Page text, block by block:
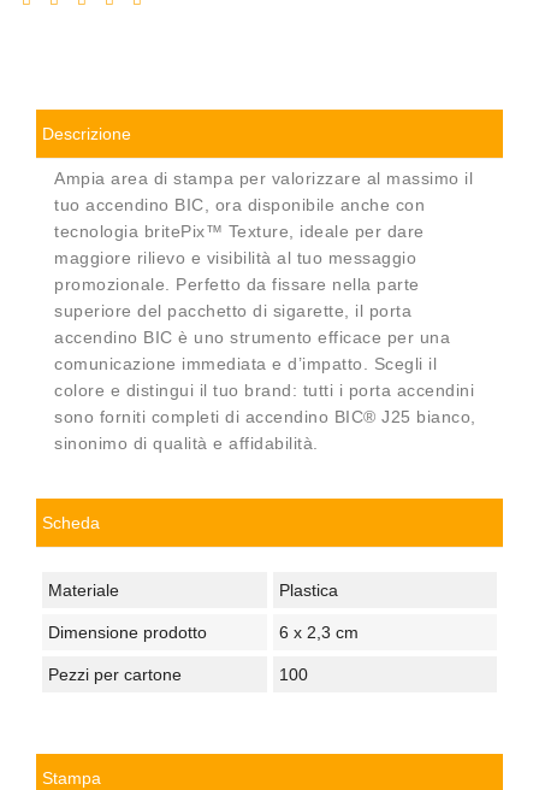
Descrizione
Ampia area di stampa per valorizzare al massimo il
tuo accendino BIC, ora disponibile anche con
tecnologia britePix™ Texture, ideale per dare
maggiore rilievo e visibilità al tuo messaggio
promozionale. Perfetto da fissare nella parte
superiore del pacchetto di sigarette, il porta
accendino BIC è uno strumento efficace per una
comunicazione immediata e d’impatto. Scegli il
colore e distingui il tuo brand: tutti i porta accendini
sono forniti completi di accendino BIC® J25 bianco,
sinonimo di qualità e affidabilità.
Scheda
Materiale Plastica
Dimensione prodotto 6 x 2,3 cm
Pezzi per cartone 100
Stampa